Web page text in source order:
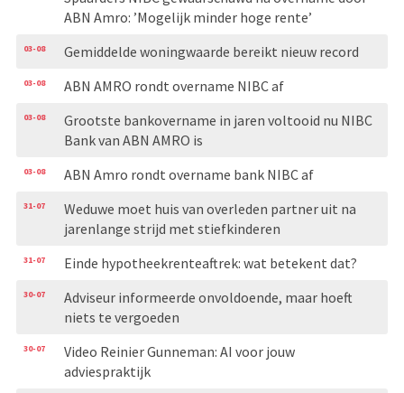
ABN Amro: ’Mogelijk minder hoge rente’
03-08 Gemiddelde woningwaarde bereikt nieuw record
03-08 ABN AMRO rondt overname NIBC af
03-08
Grootste bankovername in jaren voltooid nu NIBC
Bank van ABN AMRO is
03-08 ABN Amro rondt overname bank NIBC af
31-07
Weduwe moet huis van overleden partner uit na
jarenlange strijd met stiefkinderen
31-07 Einde hypotheekrenteaftrek: wat betekent dat?
30-07
Adviseur informeerde onvoldoende, maar hoeft
niets te vergoeden
30-07
Video Reinier Gunneman: AI voor jouw
adviespraktijk